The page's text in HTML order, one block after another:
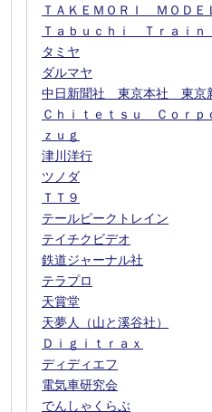
ＴＡＫＥＭＯＲＩ ＭＯＤＥ
Ｔａｂｕｃｈｉ Ｔｒａｉ
タミヤ
ダルマヤ
中日新聞社 東京本社 東京
Ｃｈｉｔｅｔｓｕ Ｃｏｒｐ
ｚｕｇ
津川洋行
ツノダ
ＴＴ９
テールピークトレイン
テイチクビデオ
鉄道ジャーナル社
テラプロ
天賞堂
天夢人（山と溪谷社）
Ｄｉｇｉｔｒａｘ
ディディエフ
電気車研究会
でんしゃくらぶ